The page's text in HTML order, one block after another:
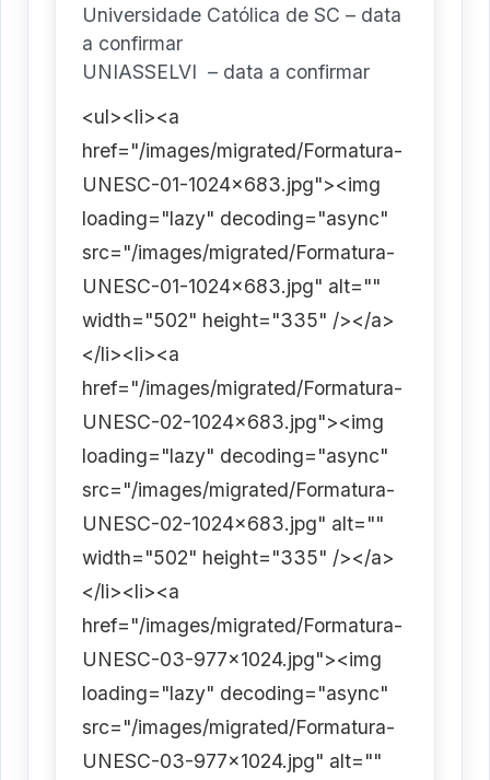
Universidade Católica de SC – data
a confirmar
UNIASSELVI – data a confirmar
<ul><li><a
href="/images/migrated/Formatura-
UNESC-01-1024x683.jpg"><img
loading="lazy" decoding="async"
src="/images/migrated/Formatura-
UNESC-01-1024x683.jpg" alt=""
width="502" height="335" /></a>
</li><li><a
href="/images/migrated/Formatura-
UNESC-02-1024x683.jpg"><img
loading="lazy" decoding="async"
src="/images/migrated/Formatura-
UNESC-02-1024x683.jpg" alt=""
width="502" height="335" /></a>
</li><li><a
href="/images/migrated/Formatura-
UNESC-03-977x1024.jpg"><img
loading="lazy" decoding="async"
src="/images/migrated/Formatura-
UNESC-03-977x1024.jpg" alt=""